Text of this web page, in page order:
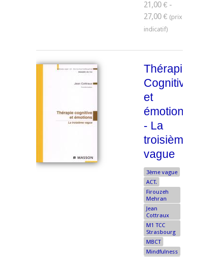
21,00 € -
27,00 €
Thérapie
Cognitive
et
émotions
- La
troisième
vague
3ème vague
ACT.
Firouzeh
Mehran
Jean
Cottraux
M1 TCC
Strasbourg
MBCT
Mindfulness